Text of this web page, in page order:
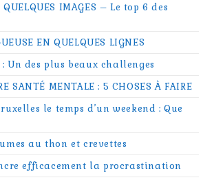
QUELQUES IMAGES – Le top 6 des
EN QUELQUES LIGNES
: Un des plus beaux challenges
SANTÉ MENTALE : 5 CHOSES À FAIRE
le temps d’un weekend : Que
au thon et crevettes
efficacement la procrastination